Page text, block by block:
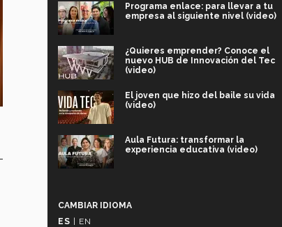
Programa enlace: para llevar a tu
empresa al siguiente nivel (video)
¿Quieres emprender? Conoce el
nuevo HUB de Innovación del Tec
(video)
El joven que hizo del baile su vida
(video)
Aula Futura: transformar la
experiencia educativa (video)
CAMBIAR IDIOMA
ES | EN